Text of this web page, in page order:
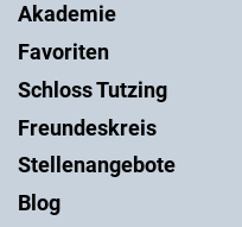
Akademie
Favoriten
Schloss Tutzing
Freundeskreis
Stellenangebote
Blog